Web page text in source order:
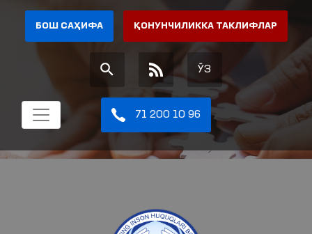
БОШ САҲИФА ҚОНУНЧИЛИККА ТАКЛИФЛАР
ЎЗ
71 200 10 96